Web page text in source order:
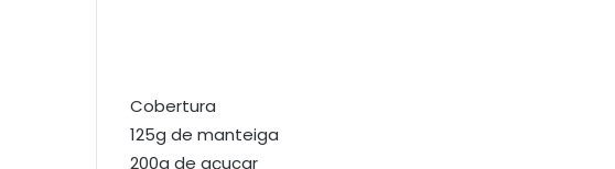
Cobertura
125g de manteiga
200g de açucar